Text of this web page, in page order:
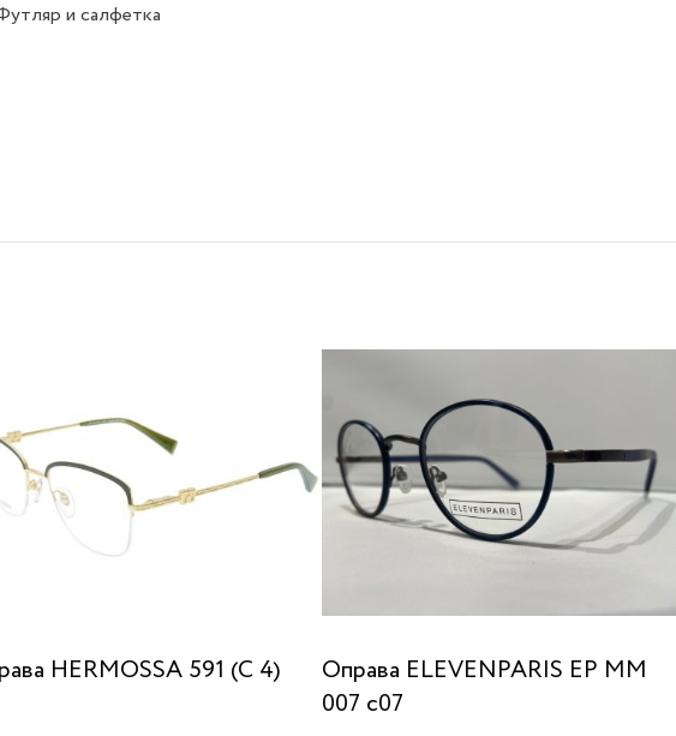
и салфетка
HERMOSSA 591 (C 4)
Оправа ELEVENPARIS EP MM
007 c07